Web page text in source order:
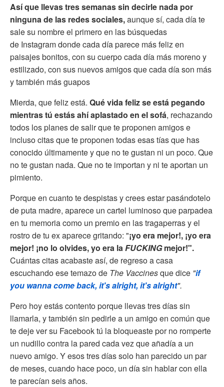
Así que llevas tres semanas sin decirle nada por
ninguna de las redes sociales,aunque sí, cada día te
sale su nombre el primero en las búsquedas
de Instagram donde cada día parece más feliz en
paisajes bonitos, con su cuerpo cada día más moreno y
estilizado, con sus nuevos amigos que cada día son más
y también más guapos
Mierda, que feliz está. Qué vida feliz se está pegando
mientras tú estás ahí aplastado en el sofá, rechazando
todos los planes de salir que te proponen amigos e
incluso citas que te proponen todas esas tías que has
conocido últimamente y que no te gustan ni un poco. Que
no te gustan nada. Que no te importan y ni te aportan un
pimiento.
Porque en cuanto te despistas y crees estar pasándotelo
de puta madre, aparece un cartel luminoso que parpadea
en tu memoria como un premio en las tragaperras y el
rostro de tu ex aparece gritando: "¡yo era mejor!, ¡yo era
mejor! ¡no lo olvides, yo era laFUCKINGmejor!".
Cuántas citas acabaste así, de regreso a casa
escuchando ese temazo de The Vaccinesque dice "if
you wanna come back, it's alright, it's alright".
Pero hoy estás contento porque llevas tres días sin
llamarla, y también sin pedirle a un amigo en común que
te deje ver su Facebook tú la bloqueaste por no romperte
un nudillo contra la pared cada vez que añadía a un
nuevo amigo. Y esos tres días solo han parecido un par
de meses, cuando hace poco, un día sin hablar con ella
te parecían seis años.